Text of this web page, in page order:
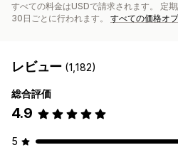
すべての料金はUSDで請求されます。 定
30日ごとに行われます。 すべての価格オ
レビュー (1,182)
総合評価
4.9
5